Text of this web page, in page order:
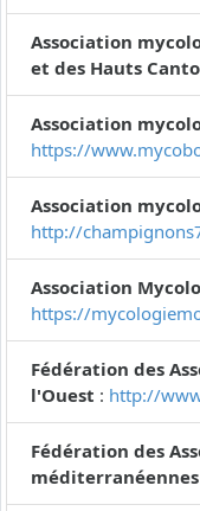
Association
et des Hauts
Association
https://
Association
http://
Association
https://
Fédération des
l'Ouest : http://
Fédération des
méditerranéennes